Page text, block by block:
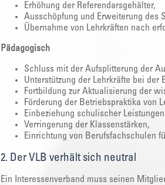
Erhöhung der Referendarsgehälter,
Ausschöpfung und Erweiterung des
Übernahme von Lehrkräften nach
Pädagogisch
Schluss mit der Aufsplitterung der
Unterstützung der Lehrkräfte bei der
Fortbildung zur Aktualisierung der
Förderung der Betriebspraktika von
Einbeziehung schulischer
Verringerung der Klassenstärken,
Einrichtung von Berufsfachschulen
2. Der VLB verhält sich neutral
Ein Interessenverband muss seinen